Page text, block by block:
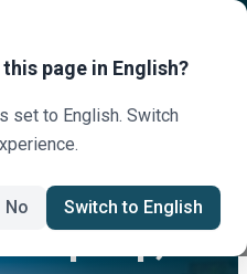
page in English?
set to English. Switch
No Switch to English